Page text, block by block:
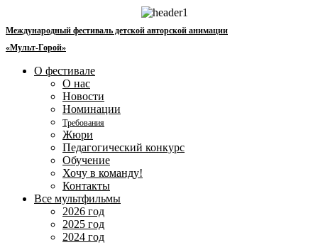
содержимому
Международный фестиваль детской авторской анимации
«Мульт-Горой»
О фестивале
О нас
Новости
Номинации
Требования
Жюри
Педагогический конкурс
Обучение
Хочу в команду!
Контакты
Все мультфильмы
2026 год
2025 год
2024 год